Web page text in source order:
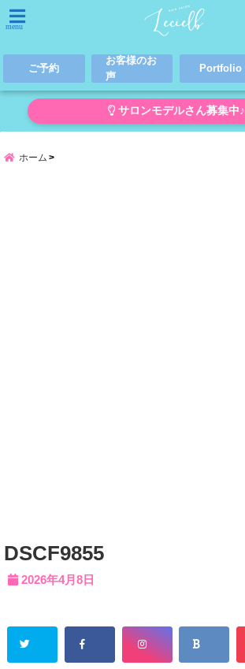
menu
ご予約
お客様のお
声
Portfolio
サロンモデルさん募集中♪
ホーム
DSCF9855
2026年4月8日